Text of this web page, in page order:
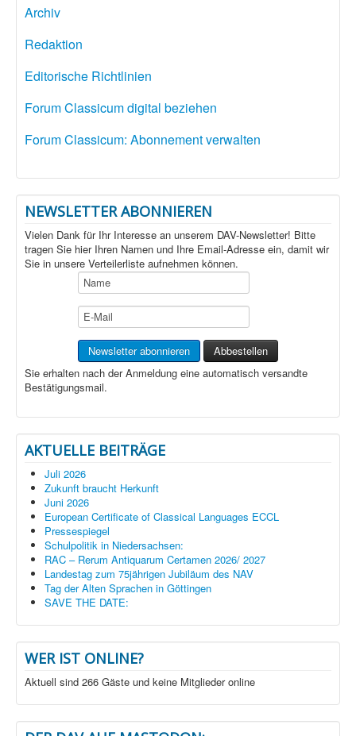
Archiv
Redaktion
Editorische Richtlinien
Forum Classicum digital beziehen
Forum Classicum: Abonnement verwalten
NEWSLETTER ABONNIEREN
Vielen Dank für Ihr Interesse an unserem DAV-Newsletter! Bitte
tragen Sie hier Ihren Namen und Ihre Email-Adresse ein, damit wir
Sie in unsere Verteilerliste aufnehmen können.
Sie erhalten nach der Anmeldung eine automatisch versandte
Bestätigungsmail.
AKTUELLE BEITRÄGE
Juli 2026
Zukunft braucht Herkunft
Juni 2026
European Certificate of Classical Languages ECCL
Pressespiegel
Schulpolitik in Niedersachsen:
RAC – Rerum Antiquarum Certamen 2026/ 2027
Landestag zum 75jährigen Jubiläum des NAV
Tag der Alten Sprachen in Göttingen
SAVE THE DATE:
WER IST ONLINE?
Aktuell sind 266 Gäste und keine Mitglieder online